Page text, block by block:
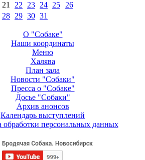
21 22 23 24 25
26
28 29 30 31
О "Собаке"
Наши координаты
Меню
Халява
План зала
Новости "Собаки"
Пресса о "Собаке"
Досье "Собаки"
Архив анонсов
Календарь выступлений
обработки персональных данных